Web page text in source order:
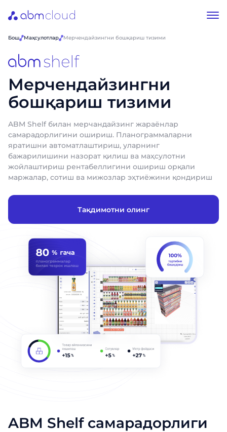
Бош Маҳсулотлар Мерчендайзингни бошқариш тизими
Мерчендайзингни
бошқариш тизими
ABM Shelf билан мерчандайзинг жараёнлар
самарадорлигини ошириш. Планограммаларни
яратишни автоматлаштириш, уларнинг
бажарилишини назорат қилиш ва маҳсулотни
жойлаштириш рентабеллигини ошириш орқали
маржалар, сотиш ва мижозлар эҳтиёжини қондириш
Тақдимотни олинг
ABM Shelf самарадорлиги